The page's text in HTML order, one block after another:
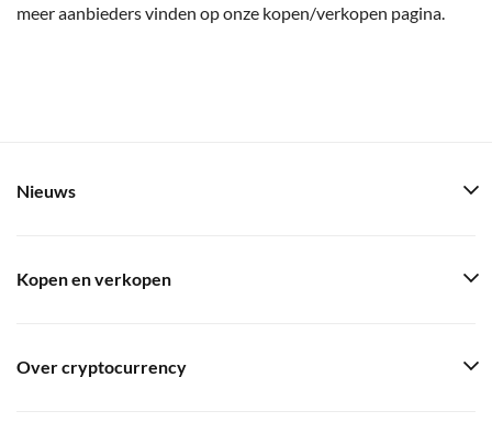
meer aanbieders vinden op onze kopen/verkopen pagina.
Nieuws
Kopen en verkopen
Over cryptocurrency